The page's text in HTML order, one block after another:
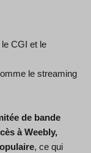
CGI et le
le streaming
de bande
à Weebly,
, ce qui